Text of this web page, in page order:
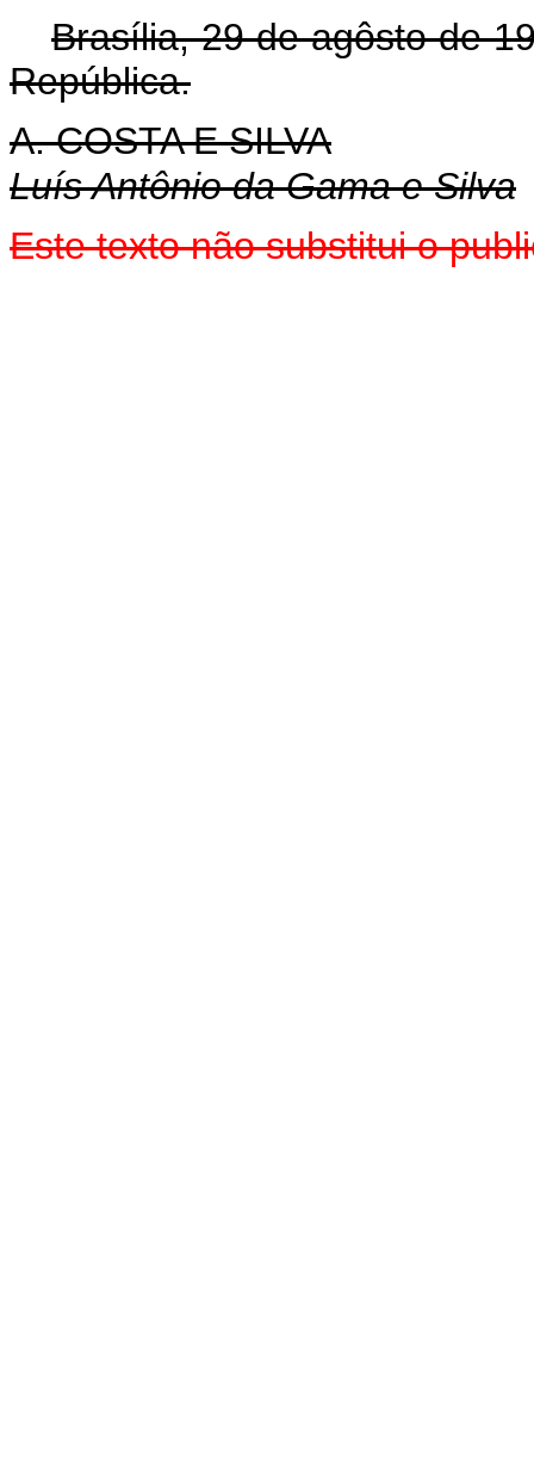
Brasília, 29 de agôsto de
República.
A. COSTA E SILVA
Luís Antônio da Gama e Silva
Este texto não substitui o